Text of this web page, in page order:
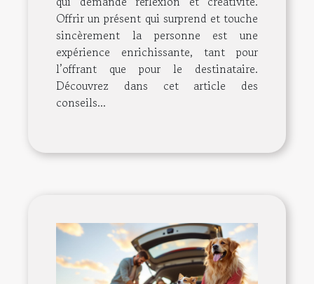
Offrir un présent qui surprend et touche
sincèrement la personne est une
expérience enrichissante, tant pour
l’offrant que pour le destinataire.
Découvrez dans cet article des
conseils...